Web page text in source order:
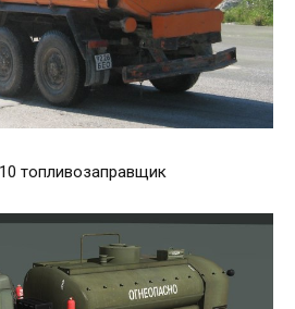
топливозаправщик